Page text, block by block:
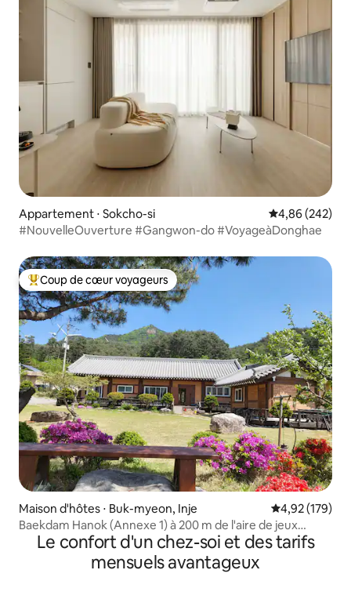
Appartement ⋅ Sokcho-si Évaluation
4,86 (242)
#NouvelleOuverture #Gangwon-do #VoyageàDonghae
Coups de cœur voyageurs les plus appréciés
Coup de cœur voyageurs
Maison d'hôtes ⋅ Buk-myeon, Inje Évaluation
4,92 (179)
Baekdam Hanok (Annexe 1) à 200 m de l'aire de jeux
aquatique de la vallée de Seoraksan Baekdam.
Stationnements gratuits. Trekking à Baekdamsa. Air pur.
Le confort d'un chez-soi et des tarifs
mensuels avantageux